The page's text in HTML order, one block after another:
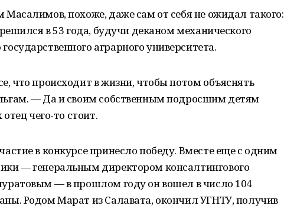
похоже, даже сам от себя не ожидал такого:
в 53 года, будучи деканом механического
аграрного университета.
что происходит в жизни, чтобы потом объяснять
— Да и своим собственным подросшим детям
чего-то стоит.
в конкурсе принесло победу. Вместе еще с одним
— генеральным директором консалтингового
— в прошлом году он вошел в число 104
Родом Марат из Салавата, окончил УГНТУ, получив